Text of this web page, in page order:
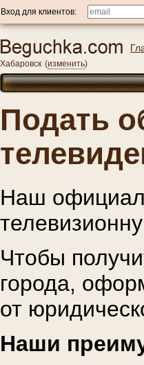
Вход для клиентов:
Хабаровск (изменить)
Подать
Наш
Чтобы
города,
от
Наши